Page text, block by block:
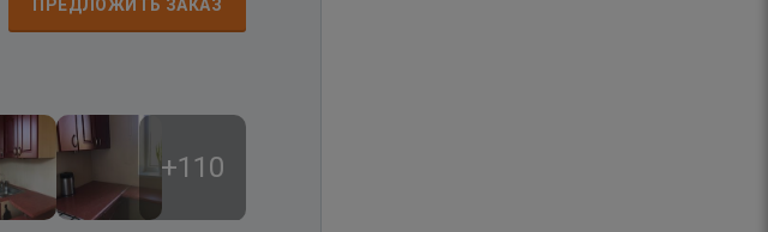
ПРЕДЛОЖИТЬ ЗАКАЗ
+110